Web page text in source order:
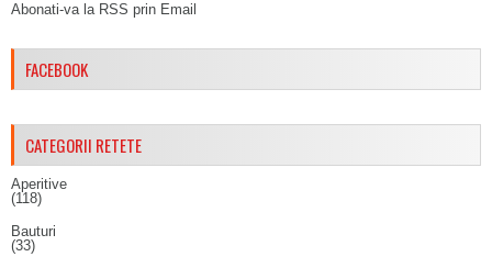
Abonati-va la RSS prin Email
FACEBOOK
CATEGORII RETETE
Aperitive
(118)
Bauturi
(33)